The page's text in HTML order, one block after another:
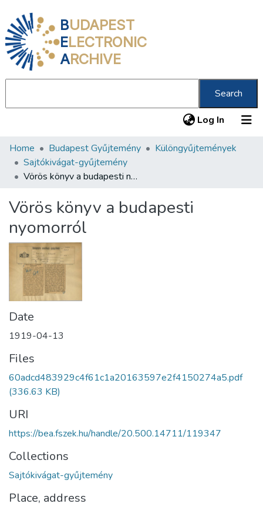
BUDAPEST
ELECTRONIC
ARCHIVE
Search
Log In (current)
Communities & Collections
All of DSpace
Home Budapest Gyűjtemény
Különgyűjtemények
Sajtókivágat-gyűjtemény
Vörös könyv a budapesti nyomorról
Vörös könyv a budapesti
nyomorról
Date
1919-04-13
Files
60adcd483929c4f61c1a20163597e2f4150274a5.pdf
(336.63 KB)
URI
https://bea.fszek.hu/handle/20.500.14711/119347
Collections
Sajtókivágat-gyűjtemény
Place, address